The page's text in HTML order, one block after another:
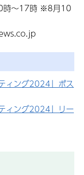
時～17時 ※8月10
ィング2024」ポス
ィング2024」リー